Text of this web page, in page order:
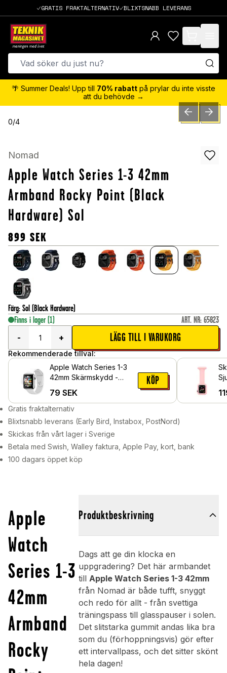
GRATIS FRAKTALTERNATIV BLIXTSNABB LEVERANS
items in cart,
🌴 Summer Deals! Upp till 70% rabatt på prylar du inte visste
att du behövde →
0/4 PREVIOUSNEXT
Nomad
Apple Watch Series 1-3 42mm
Armband Rocky Point (Black
Hardware) Sol
899 SEK
Färg: Sol (Black Hardware)
Finns i lager (1) ART. NR: 65823
-
+ LÄGG TILL I VARUKORG
Rekommenderade tillval:
Apple Watch Series 1-3
42mm Skärmskydd -
79 SEK
KÖP
Gratis fraktalternativ
Blixtsnabb leverans (Early Bird, Instabox, PostNord)
Skickas från vårt lager i Sverige
Betala med Swish, Walley faktura, Apple Pay, kort, bank
100 dagars öppet köp
Apple
Watch
Series 1-3
42mm
Armband
Rocky
Produktbeskrivning
Dags att ge din klocka en
uppgradering? Det här armbandet
till Apple Watch Series 1-3 42mm
från Nomad är både tufft, snyggt
och redo för allt - från svettiga
träningspass till glasspauser i solen.
Det slitstarka gummit andas lika bra
som du (förhoppningsvis) gör efter
ett intervallpass, och det sitter skönt
hela dagen!